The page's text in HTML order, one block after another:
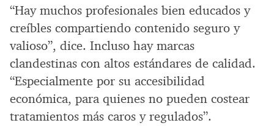
“Hay muchos profesionales bien educados y
creíbles compartiendo contenido seguro y
valioso”, dice. Incluso hay marcas
clandestinas con altos estándares de calidad.
“Especialmente por su accesibilidad
económica, para quienes no pueden costear
tratamientos más caros y regulados”.